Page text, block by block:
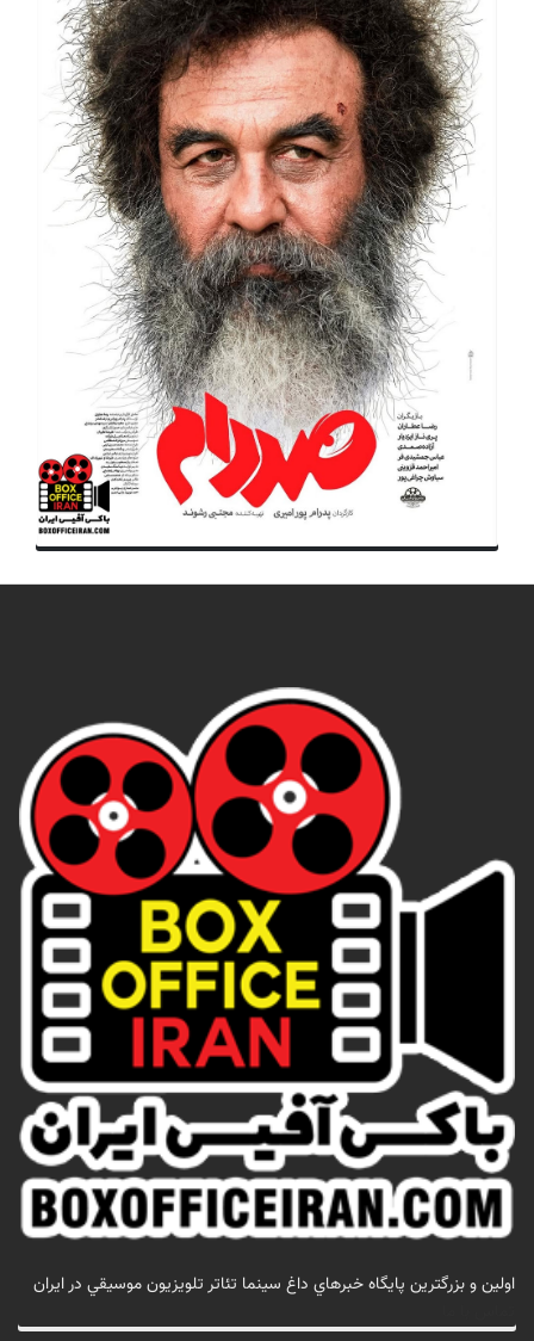
اولين و بزرگترين پايگاه خبرهاي داغ سينما تئاتر تلويزيون موسيقي در ايران